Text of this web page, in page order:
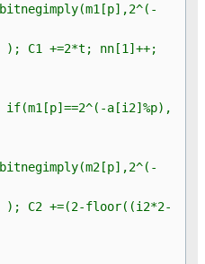
); C1 +=2*t; nn[1]++;
a[i2]%p),
); C2 +=(2-floor((i2*2-